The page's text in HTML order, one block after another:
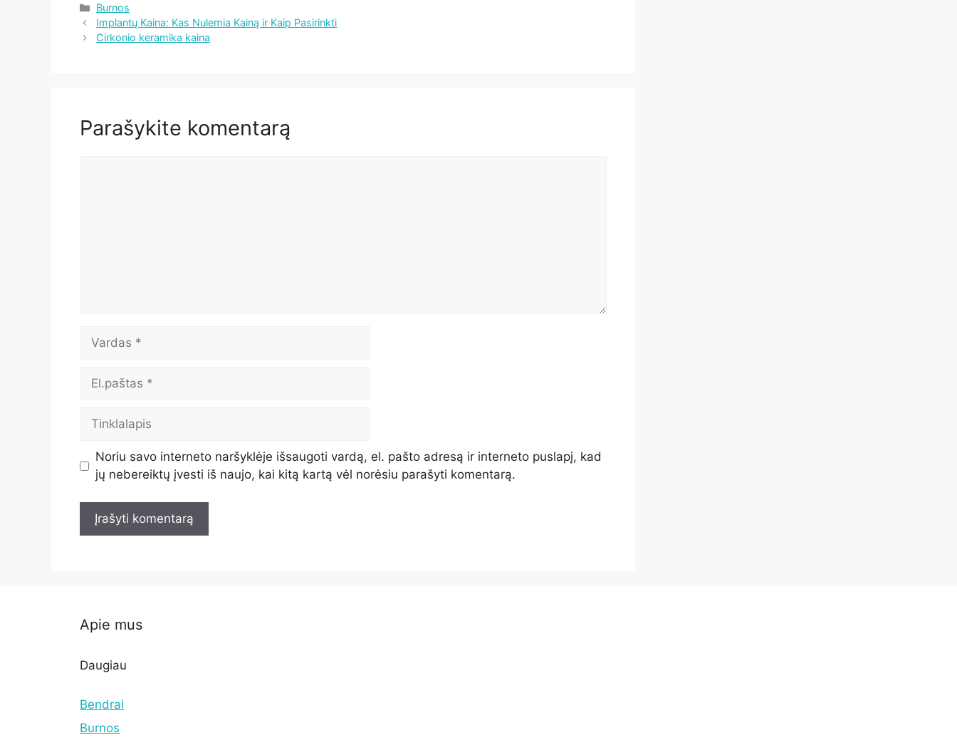
Kategorijos
Burnos
Implantų Kaina: Kas Nulemia Kainą ir Kaip Pasirinkti
Cirkonio keramika kaina
Parašykite komentarą
Vardas
El.paštas
Tinklalapis
Noriu savo interneto naršyklėje išsaugoti vardą, el. pašto adresą ir interneto puslapį, kad
jų nebereiktų įvesti iš naujo, kai kitą kartą vėl norėsiu parašyti komentarą.
Apie mus
Daugiau
Bendrai
Burnos